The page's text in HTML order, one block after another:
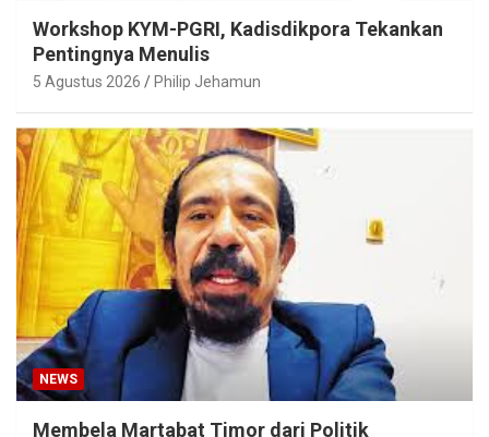
Workshop KYM-PGRI, Kadisdikpora Tekankan
Pentingnya Menulis
5 Agustus 2026 Philip Jehamun
NEWS
Membela Martabat Timor dari Politik